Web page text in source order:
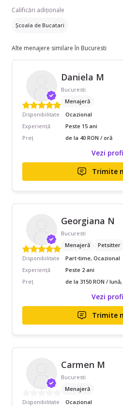
Calificări adiționale
Școala de Bucatari
Alte menajere similare în Bucuresti
Daniela M
Bucuresti
Menajeră
Disponibilitate
Ocazional
Experiență
Peste 15 ani
Preț
de la 40 RON / oră
Vezi
Trimite
Georgiana N
Bucuresti
Menajeră
Petsitter
Disponibilitate
Part-time, Ocazional
Experiență
Peste 2 ani
Preț
de la 3150 RON /
Vezi
Trimite
Carmen M
Bucuresti
Menajeră
Disponibilitate
Ocazional